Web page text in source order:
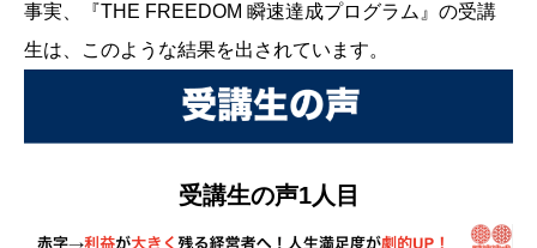
事実、『THE FREEDOM 瞬速達成プログラム』の受講
生は、このような結果を出されています。
受講生の声1人目